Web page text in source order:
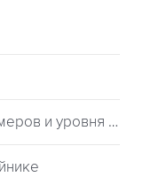
2. Определение габаритных размеров и уровня отстойника